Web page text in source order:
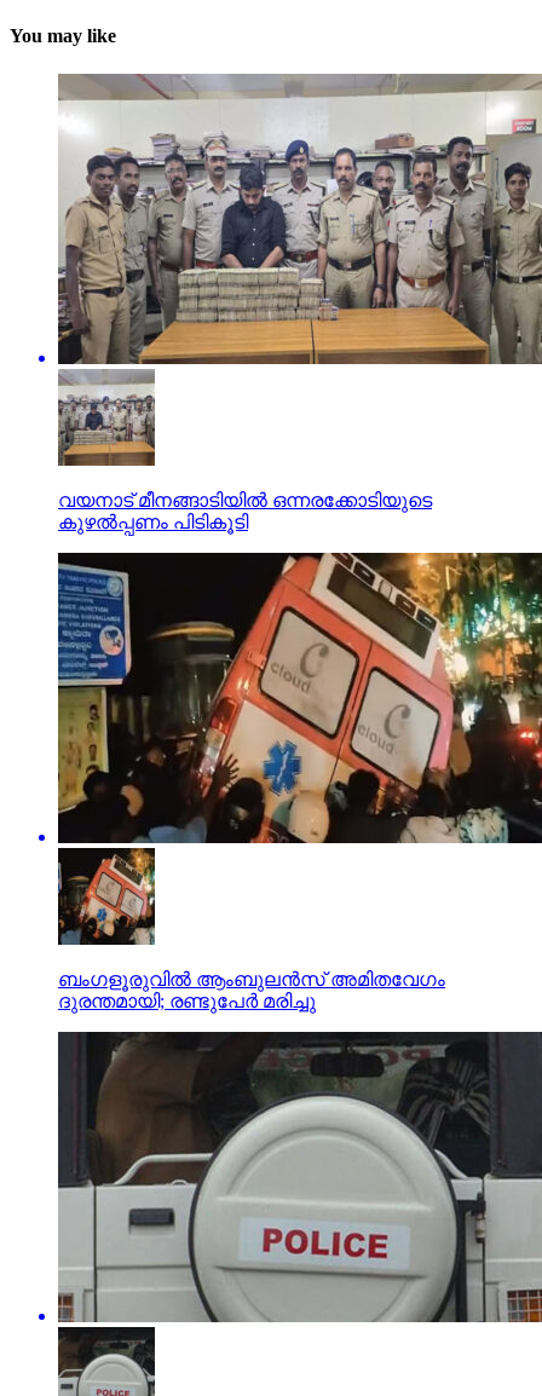
You may like
വയനാട് മീനങ്ങാടിയില്‍ ഒന്നരക്കോടിയുടെ
കുഴല്‍പ്പണം പിടികൂടി
ബംഗളൂരുവില്‍ ആംബുലന്‍സ് അമിതവേഗം
ദുരന്തമായി; രണ്ടുപേര്‍ മരിച്ചു